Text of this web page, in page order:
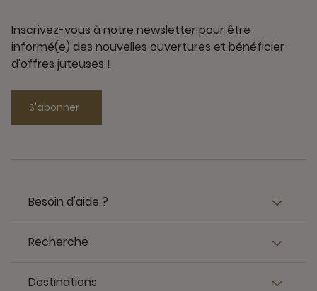
Inscrivez-vous à notre newsletter pour être
informé(e) des nouvelles ouvertures et bénéficier
d'offres juteuses !
S'abonner
Besoin d'aide ?
Recherche
Destinations